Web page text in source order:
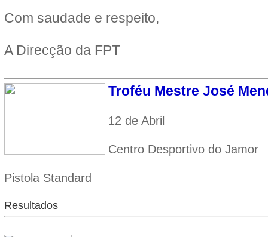
Com saudade e respeito,
A Direcção da FPT
Troféu Mestre José
12 de Abril
Centro Desportivo do Jamor
Pistola Standard
Resultados